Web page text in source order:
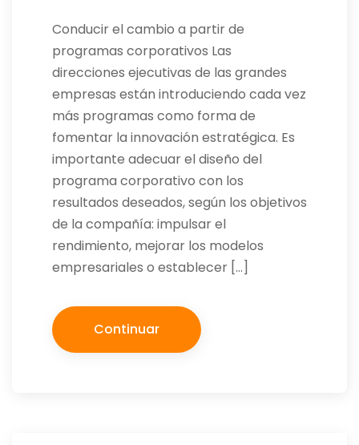
Conducir el cambio a partir de
programas corporativos Las
direcciones ejecutivas de las grandes
empresas están introduciendo cada vez
más programas como forma de
fomentar la innovación estratégica. Es
importante adecuar el diseño del
programa corporativo con los
resultados deseados, según los objetivos
de la compañía: impulsar el
rendimiento, mejorar los modelos
empresariales o establecer […]
Continuar